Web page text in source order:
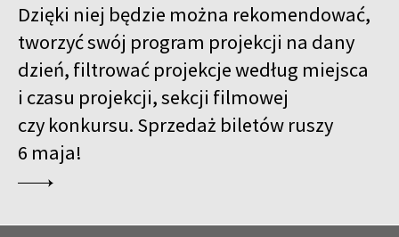
Dzięki niej będzie można rekomendować,
tworzyć swój program projekcji na dany
dzień, filtrować projekcje według miejsca
i czasu projekcji, sekcji filmowej
czy konkursu. Sprzedaż biletów ruszy
6 maja!